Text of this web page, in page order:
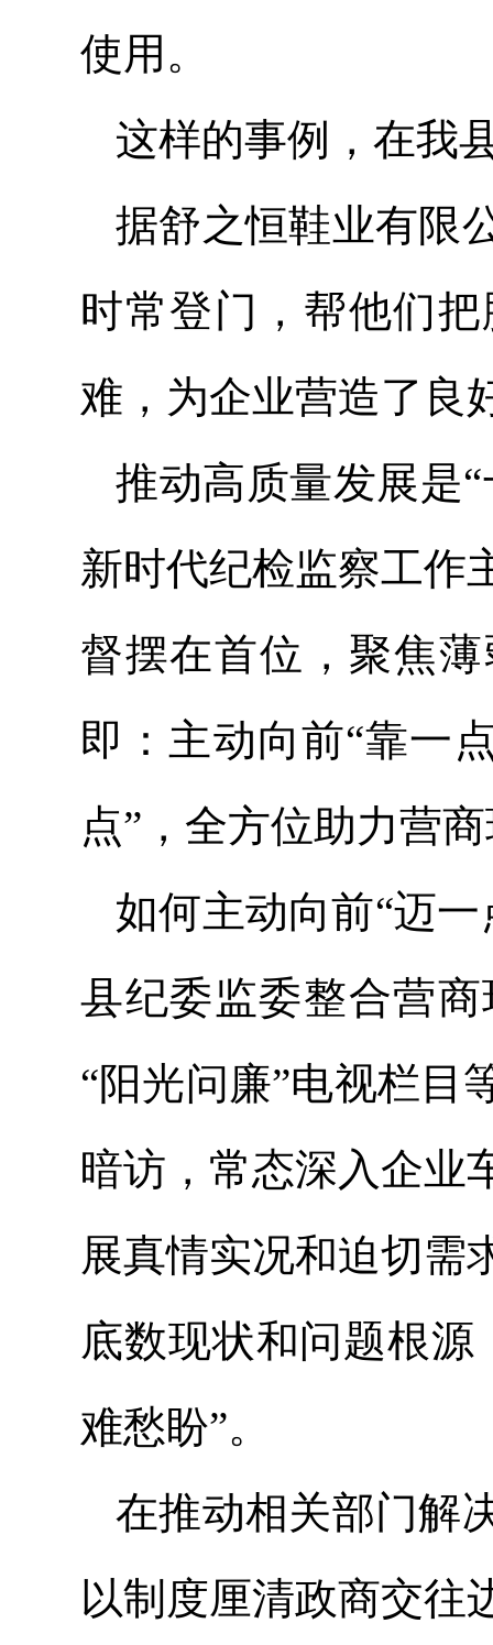
使用。
这样的事例，在我
据舒之恒鞋业有限
时常登门，帮他们
难，为企业营造了良
推动高质量发展是
新时代纪检监察工作
督摆在首位，聚焦
即：主动向前“靠一
点”，全方位助力营
如何主动向前“迈
县纪委监委整合营
“阳光问廉”电视栏目
暗访，常态深入企业
展真情实况和迫切需
底数现状和问题根
难愁盼”。
在推动相关部门解
以制度厘清政商交往